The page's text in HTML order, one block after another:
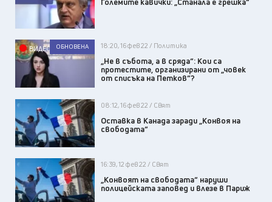
ВИДЕО ОБНОВЕНА 18:20, 16 фев 22 / Политика
„Не в събота, а в сряда“: Кои са
протестите, организирани от „човек
от списъка на Петков“?
08:12, 16 фев 22 / Свят
Оставка в Канада заради „Конвоя на
свободата“
16:39, 12 фев 22 / Свят
„Конвоят на свободата“ наруши
полицейската заповед и влезе в Париж